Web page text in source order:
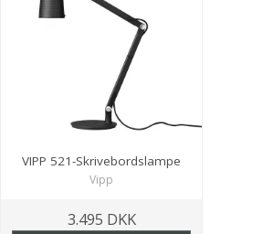
VIPP 521-Skrivebordslampe
Vipp
3.495 DKK